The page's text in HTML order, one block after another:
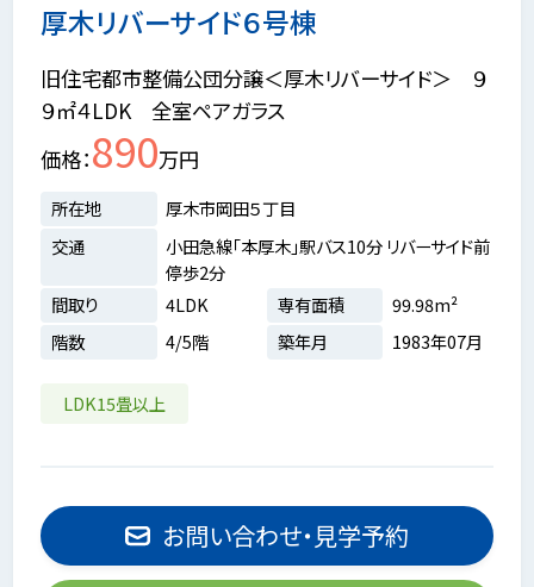
厚木リバーサイド６号棟
旧住宅都市整備公団分譲＜厚木リバーサイド＞ ９
９㎡４LDK 全室ペアガラス
価格 890万円
所在地
厚木市岡田５丁目
交通
小田急線「本厚木」駅バス10分 リバーサイド前
停歩2分
間取り
4LDK 専有面積
99.98m²
階数
4/5階 築年月 1983年07月
LDK15畳以上
お問い合わせ・見学予約